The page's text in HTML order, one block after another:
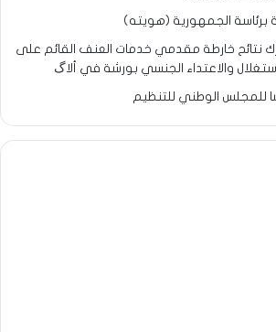
الجمهورية (هويته)
برابس-2 يشارك نتائح خارطة مقدمي خدمات العنف القائم على
والاعتداء الجنسي بورشة في ألاگ
للمجلس الوطني للتنظيم